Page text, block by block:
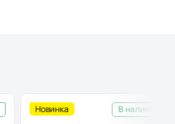
Новинка В наличии